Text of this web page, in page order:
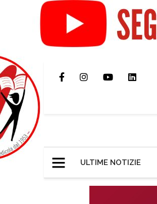
ULTIME NOTIZIE